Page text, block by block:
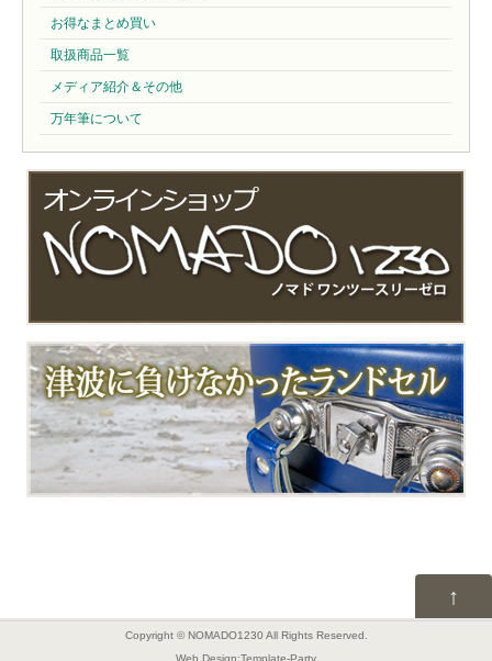
お得なまとめ買い
取扱商品一覧
メディア紹介＆その他
万年筆について
↑
Copyright © NOMADO1230 All Rights Reserved.
Web Design:Template-Party